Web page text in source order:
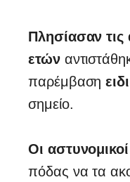
Πλησίασαν τις
ετών
παρέμβαση
σημείο.
Οι αστυνομικοί
πόδας να τα